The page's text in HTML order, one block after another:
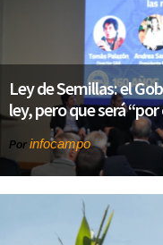
Ley de Semillas: el
ley, pero que será
Por infocampo